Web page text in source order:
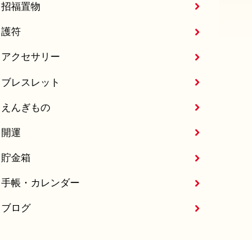
招福置物
護符
アクセサリー
ブレスレット
えんぎもの
開運
貯金箱
手帳・カレンダー
ブログ